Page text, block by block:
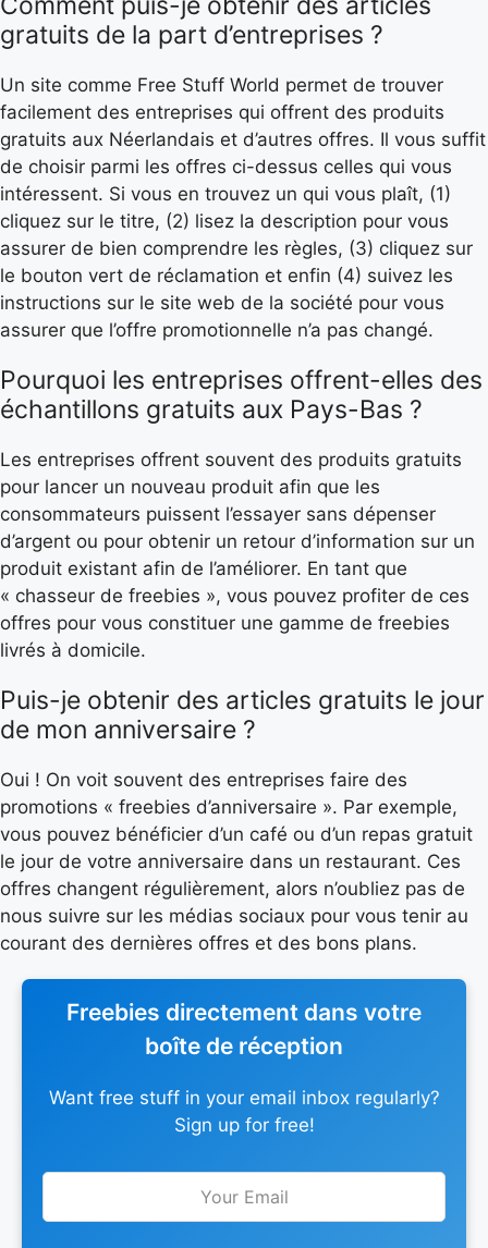
gratuits de la part d’entreprises ?
Un site comme Free Stuff World permet de trouver
facilement des entreprises qui offrent des produits
gratuits aux Néerlandais et d’autres offres. Il vous suffit
de choisir parmi les offres ci-dessus celles qui vous
intéressent. Si vous en trouvez un qui vous plaît, (1)
cliquez sur le titre, (2) lisez la description pour vous
assurer de bien comprendre les règles, (3) cliquez sur
le bouton vert de réclamation et enfin (4) suivez les
instructions sur le site web de la société pour vous
assurer que l’offre promotionnelle n’a pas changé.
Pourquoi les entreprises offrent-elles des
échantillons gratuits aux Pays-Bas ?
Les entreprises offrent souvent des produits gratuits
pour lancer un nouveau produit afin que les
consommateurs puissent l’essayer sans dépenser
d’argent ou pour obtenir un retour d’information sur un
produit existant afin de l’améliorer. En tant que
« chasseur de freebies », vous pouvez profiter de ces
offres pour vous constituer une gamme de freebies
livrés à domicile.
Puis-je obtenir des articles gratuits le jour
de mon anniversaire ?
Oui ! On voit souvent des entreprises faire des
promotions « freebies d’anniversaire ». Par exemple,
vous pouvez bénéficier d’un café ou d’un repas gratuit
le jour de votre anniversaire dans un restaurant. Ces
offres changent régulièrement, alors n’oubliez pas de
nous suivre sur les médias sociaux pour vous tenir au
courant des dernières offres et des bons plans.
Freebies directement dans votre
boîte de réception
Want free stuff in your email inbox regularly?
Sign up for free!
Leave